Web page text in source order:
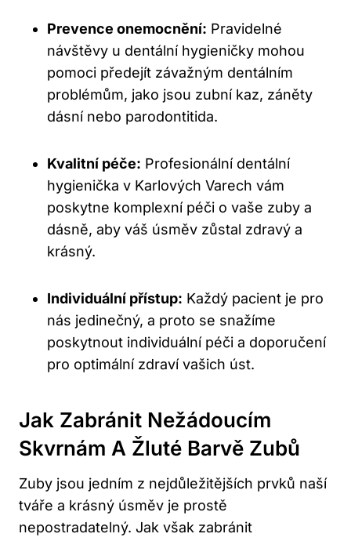
Prevence onemocnění: Pravidelné
návštěvy u dentální hygieničky mohou
pomoci předejít závažným dentálním
problémům, jako jsou zubní kaz, záněty
dásní nebo parodontitida.
Kvalitní péče: Profesionální dentální
hygienička v Karlových Varech vám
poskytne komplexní péči o vaše zuby a
dásně, aby váš úsměv zůstal zdravý a
krásný.
Individuální přístup: Každý pacient je pro
nás jedinečný, a proto se snažíme
poskytnout individuální péči a doporučení
pro optimální zdraví vašich úst.
Jak Zabránit Nežádoucím
Skvrnám A Žluté Barvě Zubů
Zuby jsou jedním z nejdůležitějších prvků naší
tváře a krásný úsměv je prostě
nepostradatelný. Jak však zabránit